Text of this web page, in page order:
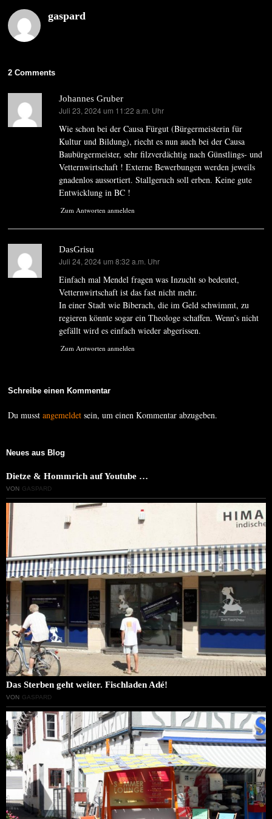
gaspard
2 Comments
Johannes Gruber
sagt:
Juli 23, 2024 um 11:22 a.m. Uhr
Wie schon bei der Causa Fürgut (Bürgermeisterin für
Kultur und Bildung), riecht es nun auch bei der Causa
Baubürgermeister, sehr filzverdächtig nach Günstlings- und
Vetternwirtschaft ! Externe Bewerbungen werden jeweils
gnadenlos aussortiert. Stallgeruch soll erben. Keine gute
Entwicklung in BC !
Zum Antworten anmelden
DasGrisu
sagt:
Juli 24, 2024 um 8:32 a.m. Uhr
Einfach mal Mendel fragen was Inzucht so bedeutet,
Vetternwirtschaft ist das fast nicht mehr.
In einer Stadt wie Biberach, die im Geld schwimmt, zu
regieren könnte sogar ein Theologe schaffen. Wenn’s nicht
gefällt wird es einfach wieder abgerissen.
Zum Antworten anmelden
Schreibe einen Kommentar
Du musstangemeldet sein, um einen Kommentar abzugeben.
Neues aus Blog
Dietze & Hommrich auf Youtube …
VON GASPARD
Das Sterben geht weiter. Fischladen Adé!
VON GASPARD